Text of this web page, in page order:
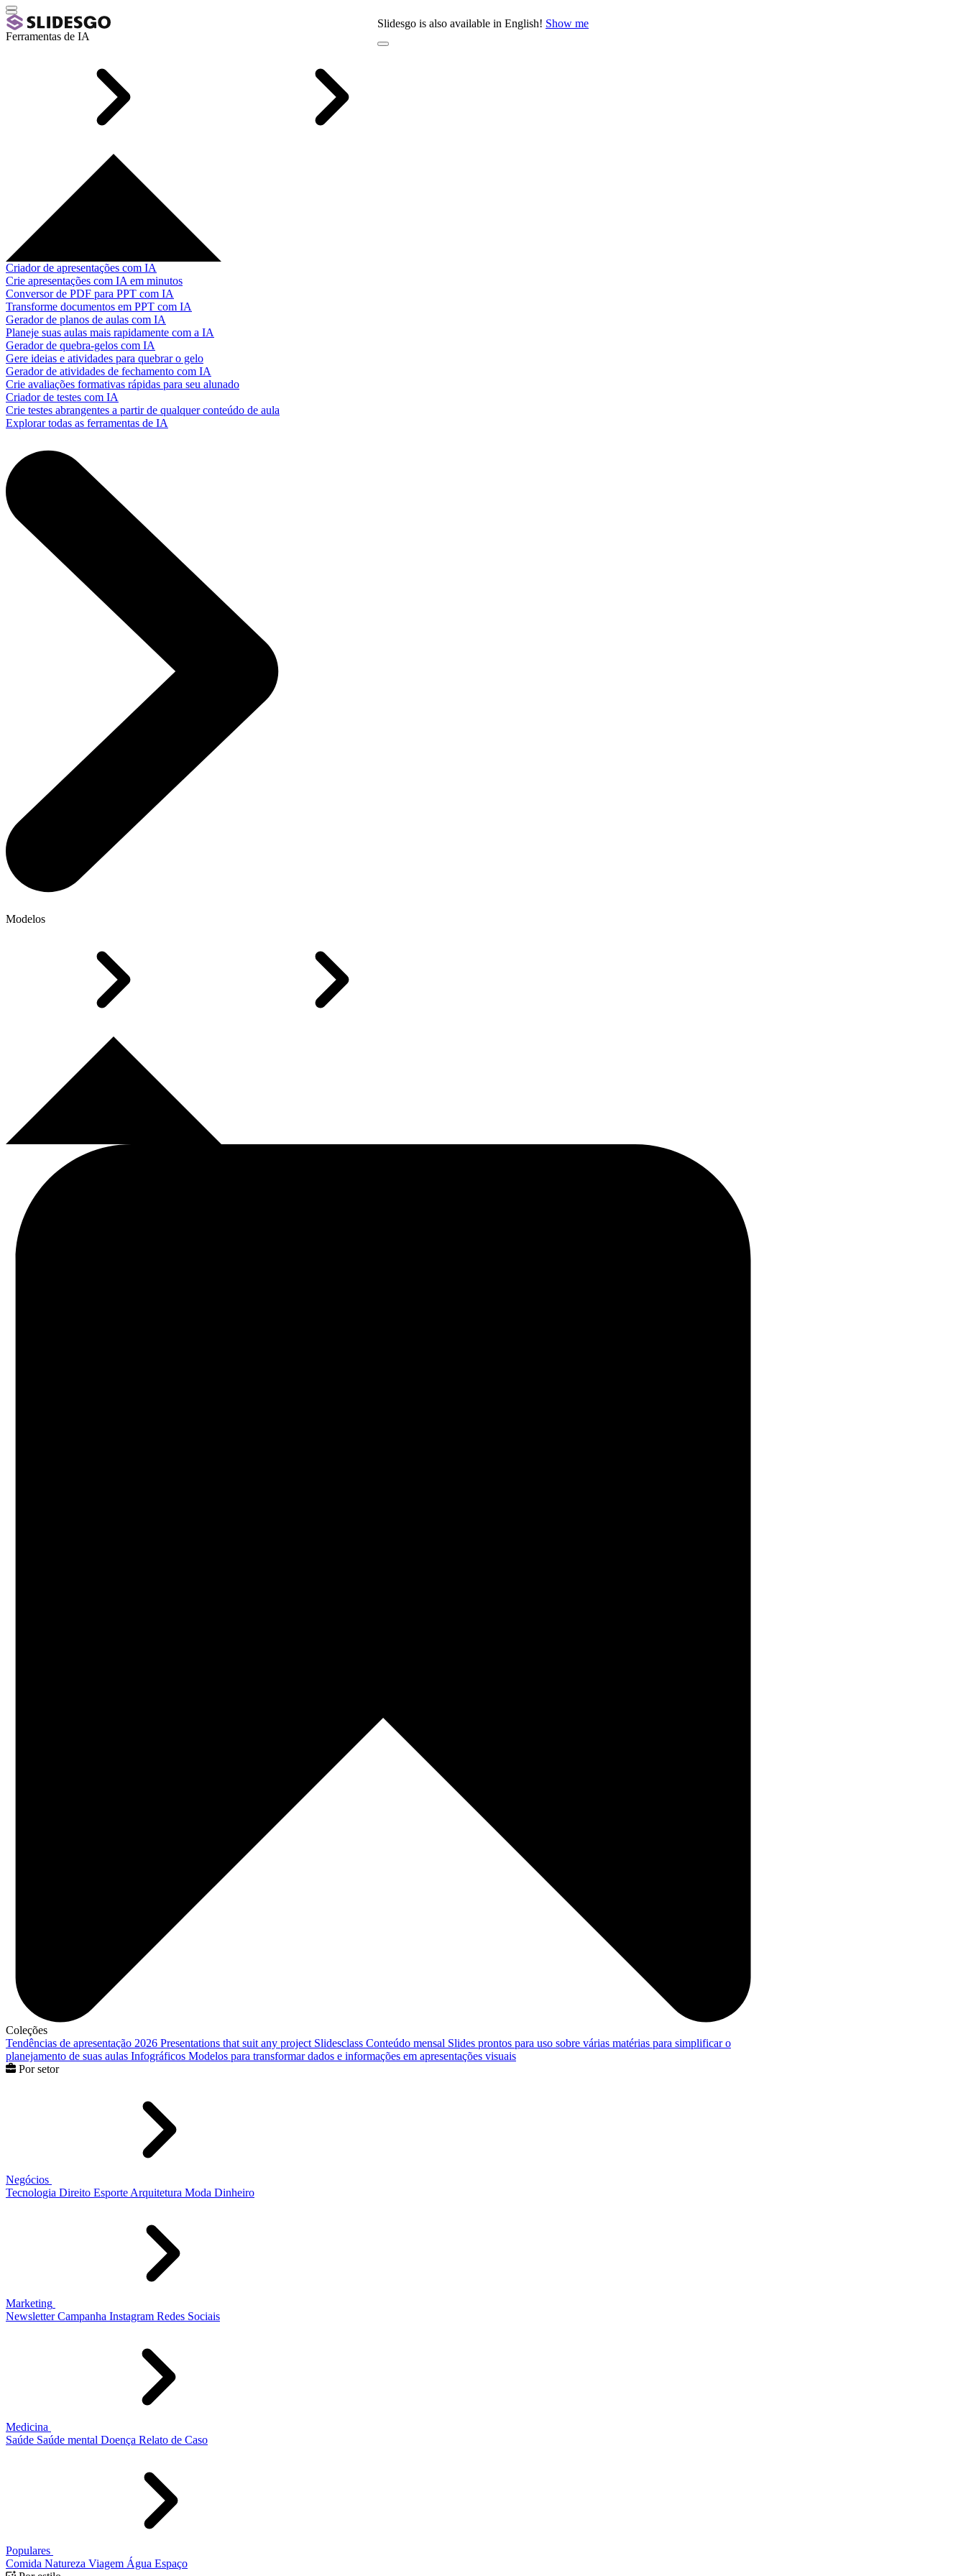
Slidesgo is also available in English! Show me
Ferramentas de IA
Criador de apresentações com IA
Crie apresentações com IA em minutos
Conversor de PDF para PPT com IA
Transforme documentos em PPT com IA
Gerador de planos de aulas com IA
Planeje suas aulas mais rapidamente com a IA
Gerador de quebra-gelos com IA
Gere ideias e atividades para quebrar o gelo
Gerador de atividades de fechamento com IA
Crie avaliações formativas rápidas para seu alunado
Criador de testes com IA
Crie testes abrangentes a partir de qualquer conteúdo de aula
Explorar todas as ferramentas de IA
Modelos
Coleções
Tendências de apresentação 2026 Presentations that suit any project Slidesclass Conteúdo mensal Slides prontos para uso sobre várias matérias para simplificar o
planejamento de suas aulas Infográficos Modelos para transformar dados e informações em apresentações visuais
Por setor
Negócios
Tecnologia Direito Esporte Arquitetura Moda Dinheiro
Marketing
Newsletter Campanha Instagram Redes Sociais
Medicina
Saúde Saúde mental Doença Relato de Caso
Populares
Comida Natureza Viagem Água Espaço